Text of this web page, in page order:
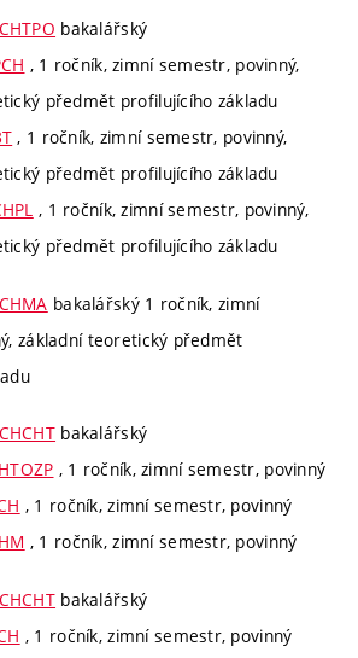
bakalářský
, 1 ročník, zimní semestr, povinný,
předmět profilujícího základu
, 1 ročník, zimní semestr, povinný,
předmět profilujícího základu
, 1 ročník, zimní semestr, povinný,
předmět profilujícího základu
bakalářský 1 ročník, zimní
základní teoretický předmět
bakalářský
, 1 ročník, zimní semestr, povinný
, 1 ročník, zimní semestr, povinný
, 1 ročník, zimní semestr, povinný
bakalářský
, 1 ročník, zimní semestr, povinný